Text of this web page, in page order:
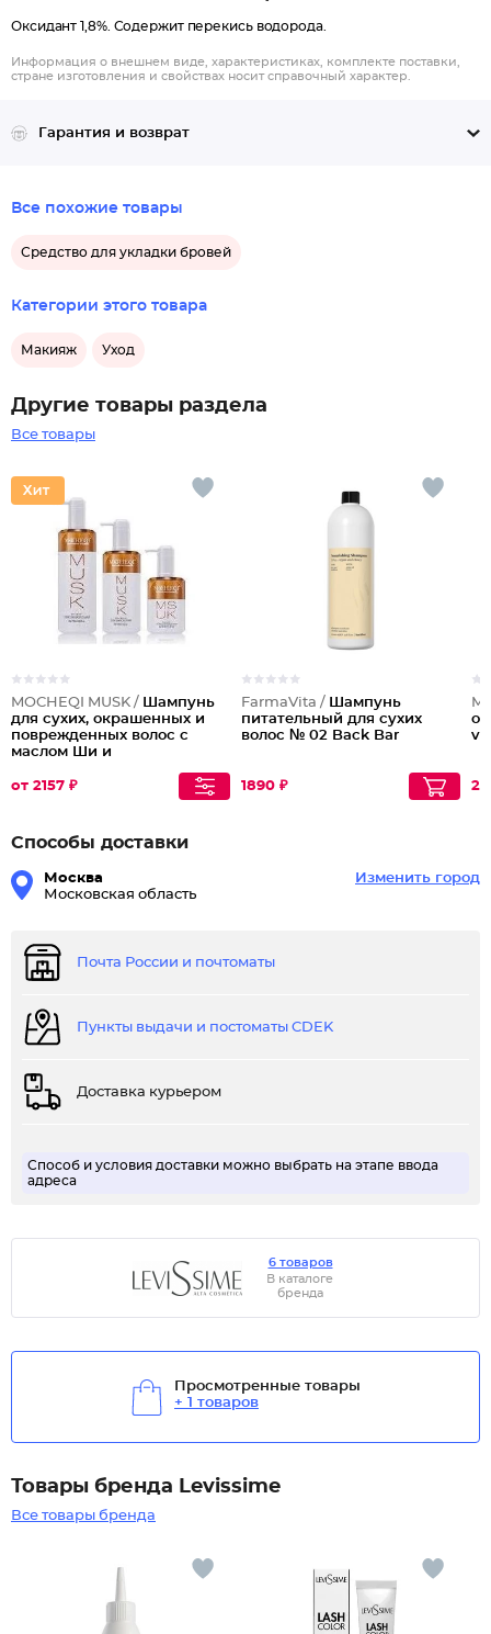
Оксидант 1,8%. Содержит перекись водорода.
Информация о внешнем виде, характеристиках, комплекте поставки,
стране изготовления и свойствах носит справочный характер.
Гарантия и возврат
Все похожие товары
Средство для укладки бровей
Категории этого товара
Макияж Уход
Другие товары раздела
Все товары
MOCHEQI MUSK / Шампунь
для сухих, окрашенных и
поврежденных волос с
маслом Ши и
кератином Nourishing
от 2157 ₽
FarmaVita / Шампунь
питательный для сухих
волос № 02 Back Bar
1890 ₽
Способы доставки
Москва
Московская область
Изменить город
Почта России и почтоматы
Пункты выдачи и постоматы CDEK
Доставка курьером
Способ и условия доставки можно выбрать на этапе ввода
адреса
6 товаров
В каталоге
бренда
Просмотренные товары
+ 1 товаров
Товары бренда Levissime
Все товары бренда